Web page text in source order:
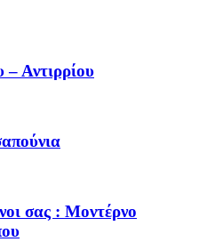
Αντιρρίου
σας : Μοντέρνο